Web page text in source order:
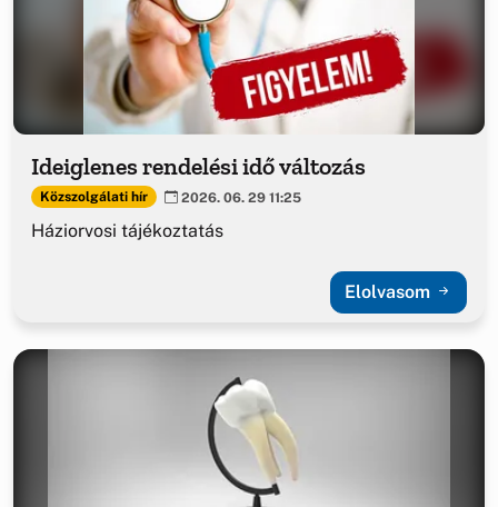
Ideiglenes rendelési idő változás
Közszolgálati hír 2026. 06. 29 11:25
Háziorvosi tájékoztatás
Elolvasom